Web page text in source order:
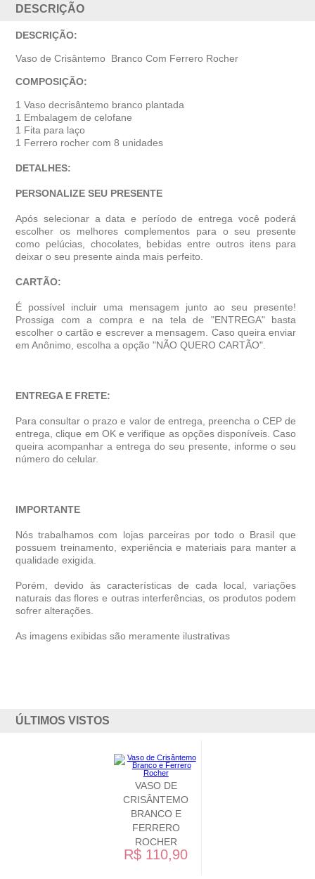
DESCRIÇÃO
DESCRIÇÃO:
Vaso de Crisântemo Branco Com Ferrero Rocher
COMPOSIÇÃO:
1 Vaso decrisântemo branco plantada
1 Embalagem de celofane
1 Fita para laço
1 Ferrero rocher com 8 unidades
DETALHES:
PERSONALIZE SEU PRESENTE
Após selecionar a data e período de entrega você poder
escolher os melhores complementos para o seu presente
como pelúcias, chocolates, bebidas entre outros itens para
deixar o seu presente ainda mais perfeito.
CARTÃO:
É possível incluir uma mensagem junto ao seu presente!
Prossiga com a compra e na tela de "ENTREGA" basta
escolher o cartão e escrever a mensagem. Caso queira enviar
em Anônimo, escolha a opção "NÃO QUERO CARTÃO".
ENTREGA E FRETE:
Para consultar o prazo e valor de entrega, preencha o CEP de
entrega, clique em OK e verifique as opções disponíveis. Caso
queira acompanhar a entrega do seu presente, informe o seu
número do celular.
IMPORTANTE
Nós trabalhamos com lojas parceiras por todo o Brasil que
possuem treinamento, experiência e materiais para manter a
qualidade exigida.
Porém, devido às características de cada local, variações
naturais das flores e outras interferências, os produtos podem
sofrer alterações.
As imagens exibidas são meramente ilustrativas
ÚLTIMOS VISTOS
VASO DE
CRISÂNTEMO
BRANCO E
FERRERO
ROCHER
R$ 110,90